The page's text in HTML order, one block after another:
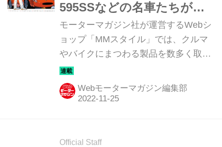
595SSなどの名車たちが独
特のタッチで描かれる【MM
スタイル コレクション】
モーターマガジン社が運営するWebシ
ョップ「MMスタイル」では、クルマ
やバイクにまつわる製品を数多く取り
そろえている。そのアイテムの中か
ら、Webモーターマガジン編集部とし
てオススメしたい逸品を紹介しよう。
ー」だ。
Webモーターマガジン編集部
Official Staff